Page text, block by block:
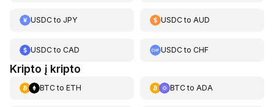
USDCto JPY USDCtoAUD
USDCto CAD USDCtoCHF
Kripto į kripto
BTCto ETH BTCto ADA